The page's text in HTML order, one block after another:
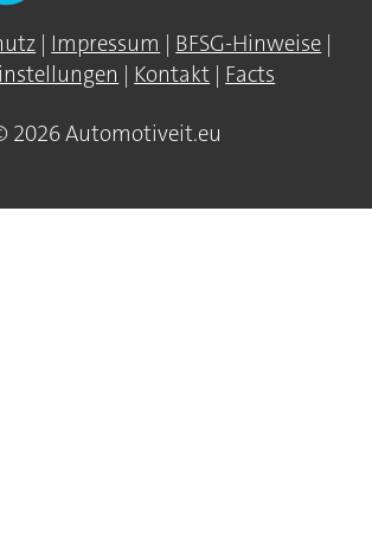
| Impressum | BFSG-Hinweise |
| Kontakt | Facts
2026 Automotiveit.eu